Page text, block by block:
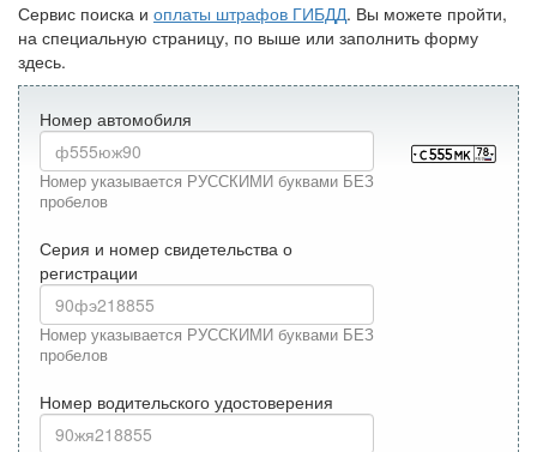
Сервис поиска и оплаты штрафов ГИБДД. Вы можете пройти,
на специальную страницу, по выше или заполнить форму
здесь.
Номер автомобиля
Номер указывается РУССКИМИ буквами БЕЗ
пробелов
Серия и номер свидетельства о
регистрации
Номер указывается РУССКИМИ буквами БЕЗ
пробелов
Номер водительского удостоверения